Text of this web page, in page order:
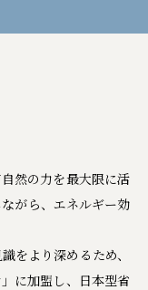
然の力を最大限に活
がら、エネルギー効
をより深めるため、
に加盟し、日本型省